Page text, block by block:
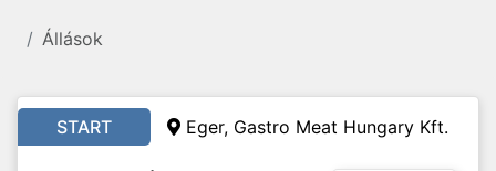
Állások
START Eger, Gastro Meat Hungary Kft.